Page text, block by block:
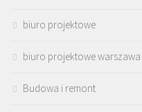
biuro projektowe
biuro projektowe warszawa
Budowa i remont